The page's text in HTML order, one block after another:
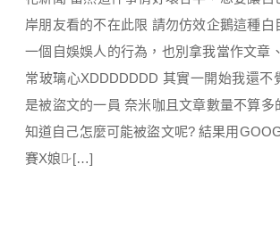
岸朋友看的不在此限 請勿仿效企鵝這種白
一個自娛娛人的行為，也別拿我當作文章
常玻璃心XDDDDDDD 其實一開始我還不
是被盜文的一員 奈米咖且文章數量不算多
知道自己怎麼可能被盜文呢? 結果用
賽X娘的̷ […]